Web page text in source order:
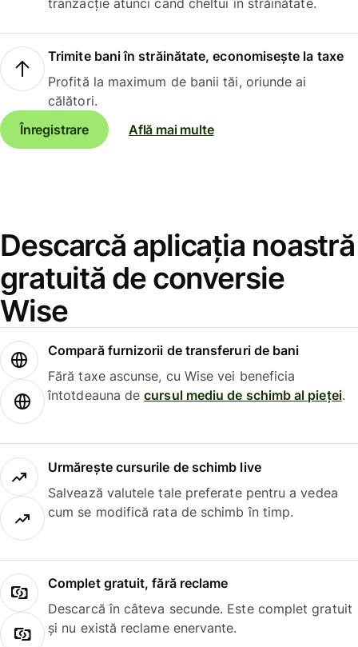
tranzacție atunci când cheltui în străinătate.
Trimite bani în străinătate, economisește la taxe
Profită la maximum de banii tăi, oriunde ai
călători.
Înregistrare
Află mai multe
Descarcă aplicația noastră
gratuită de conversie
Wise
Compară furnizorii de transferuri de bani
Fără taxe ascunse, cu Wise vei beneficia
întotdeauna decursul mediu de schimb al pieței.
Urmărește cursurile de schimb live
Salvează valutele tale preferate pentru a vedea
cum se modifică rata de schimb în timp.
Complet gratuit, fără reclame
Descarcă în câteva secunde. Este complet gratuit
și nu există reclame enervante.